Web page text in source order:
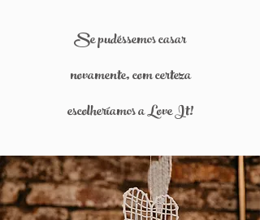
Se pudéssemos casar
novamente, com certeza
escolheríamos a Love It!